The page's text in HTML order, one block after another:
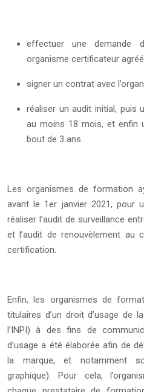
effectuer une demande
organisme certificateur
signer un contrat avec
réaliser un audit initial, puis
au moins 18 mois, et enfin
bout de 3 ans.
Les organismes de formation
avant le 1er janvier 2021, pour
réaliser l’audit de surveillance
et l’audit de renouvèlement au
certification.
Enfin, les organismes de
titulaires d’un droit d’usage de
l’INPI) à des fins de
d’usage a été élaborée afin de
la marque, et notamment
graphique). Pour cela,